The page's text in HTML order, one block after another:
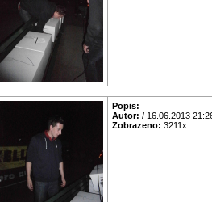
Popis:
Autor: / 16.06.2013
Zobrazeno: 3211x